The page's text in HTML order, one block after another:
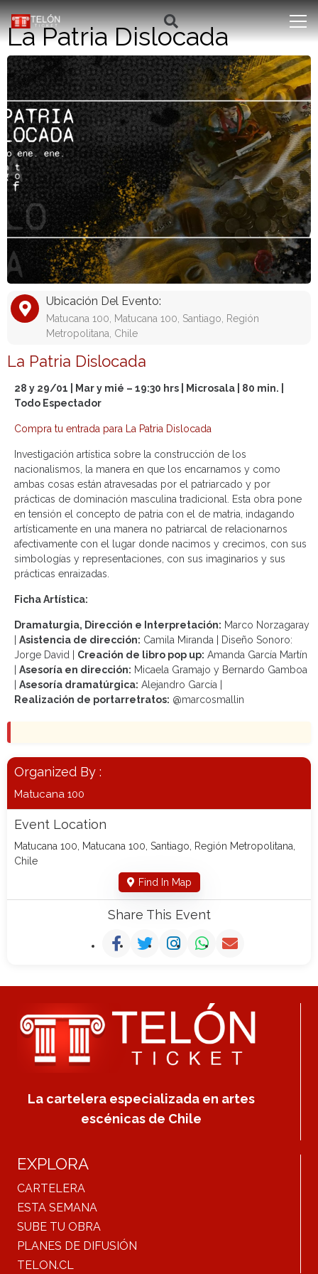
La Patria Dislocada
Ubicación Del Evento:
Matucana 100, Matucana 100, Santiago, Región
Metropolitana, Chile
La Patria Dislocada
28 y 29/01 | Mar y mié – 19:30 hrs | Microsala | 80 min. |
Todo Espectador
Compra tu entrada para La Patria Dislocada
Investigación artística sobre la construcción de los
nacionalismos, la manera en que los encarnamos y como
ambas cosas están atravesadas por el patriarcado y por
prácticas de dominación masculina tradicional. Esta obra pone
en tensión el concepto de patria con el de matria, indagando
artísticamente en una manera no patriarcal de relacionarnos
afectivamente con el lugar donde nacimos y crecimos, con sus
simbologías y representaciones, con sus imaginarios y sus
prácticas enraizadas.
Ficha Artística:
Dramaturgia, Dirección e Interpretación: Marco Norzagaray
Asistencia de dirección: Camila Miranda | Diseño Sonoro:
Jorge David | Creación de libro pop up: Amanda García Martín
Asesoría en dirección: Micaela Gramajo y Bernardo Gamboa
Asesoría dramatúrgica: Alejandro García |
Realización de portarretratos: @marcosmallin
Organized By :
Matucana 100
Event Location
Matucana 100, Matucana 100, Santiago, Región Metropolitana,
Chile
Find In Map
Share This Event
La cartelera especializada en artes
escénicas de Chile
EXPLORA
CARTELERA
ESTA SEMANA
SUBE TU OBRA
PLANES DE DIFUSIÓN
TELON.CL